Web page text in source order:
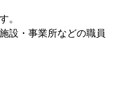
。
設・事業所などの職員